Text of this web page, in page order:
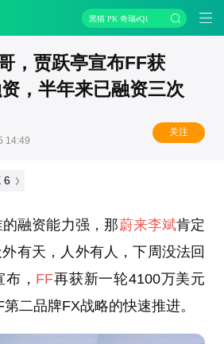
黑猫 PK 奇瑞eQ1
，贾跃亭宣布FF获
，半年来已融资三次
14:49
关注
6
融资能力强，那蔚来李斌肯定
有天，人外有人，下周没法回
， FF再获新一轮4100万美元
二品牌FX战略的快速推进。